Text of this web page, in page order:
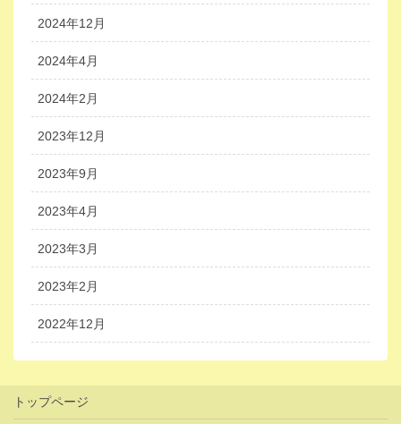
2024年12月
2024年4月
2024年2月
2023年12月
2023年9月
2023年4月
2023年3月
2023年2月
2022年12月
トップページ